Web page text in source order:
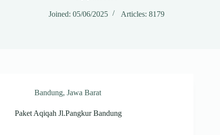
Joined: 05/06/2025 Articles: 8179
Bandung, Jawa Barat
Paket Aqiqah Jl.Pangkur Bandung